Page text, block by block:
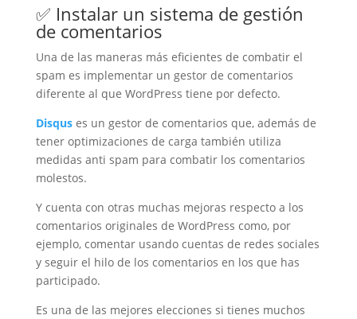
✅ Instalar un sistema de gestión
de comentarios
Una de las maneras más eficientes de combatir el
spam es implementar un gestor de comentarios
diferente al que WordPress tiene por defecto.
Disqus es un gestor de comentarios que, además de
tener optimizaciones de carga también utiliza
medidas anti spam para combatir los comentarios
molestos.
Y cuenta con otras muchas mejoras respecto a los
comentarios originales de WordPress como, por
ejemplo, comentar usando cuentas de redes sociales
y seguir el hilo de los comentarios en los que has
participado.
Es una de las mejores elecciones si tienes muchos